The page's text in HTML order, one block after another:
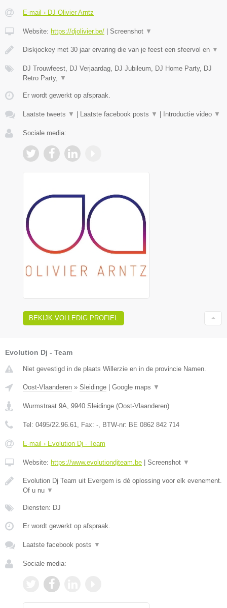
E-mail › DJ Olivier Arntz
Website: https://djolivier.be/ Screenshot ▼
Diskjockey met 30 jaar ervaring die van je feest een sfeervol en ▼
DJ Trouwfeest, DJ Verjaardag, DJ Jubileum, DJ Home Party, DJ
Retro Party, ▼
Er wordt gewerkt op afspraak.
Laatste tweets ▼ Laatste facebook posts ▼ Introductie video ▼
Sociale media:
BEKIJK VOLLEDIG PROFIEL
Evolution Dj - Team
Niet gevestigd in de plaats Willerzie en in de provincie Namen.
Oost-Vlaanderen » Sleidinge Google maps ▼
Wurmstraat 9A, 9940 Sleidinge (Oost-Vlaanderen)
Tel: 0495/22.96.61, Fax: -, BTW-nr: BE 0862 842 714
E-mail › Evolution Dj - Team
Website: https://www.evolutiondjteam.be Screenshot ▼
Evolution Dj Team uit Evergem is dé oplossing voor elk evenement.
Of u nu ▼
Diensten: DJ
Er wordt gewerkt op afspraak.
Laatste facebook posts ▼
Sociale media: